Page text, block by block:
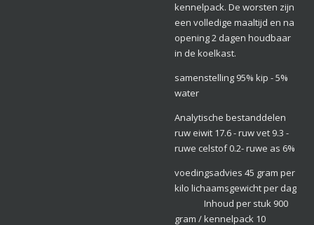
kennelpack. De worsten zijn
een volledige maaltijd en na
opening 2 dagen houdbaar
in de koelkast.
samenstelling 95% kip - 5%
water
Analytische bestanddelen
ruw eiwit 17.6 - ruw vet 9.3 -
ruwe celstof 0.2- ruwe as 6%
voedingsadvies 45 gram per
kilo lichaamsgewicht per dag
Inhoud per stuk 900
gram / kennelpack 10